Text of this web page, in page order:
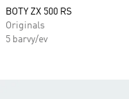
BOTY ZX 500 RS
Originals
5 barvy/ev